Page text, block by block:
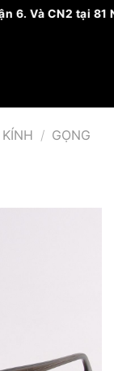
CN2 tại 81
/ GỌNG